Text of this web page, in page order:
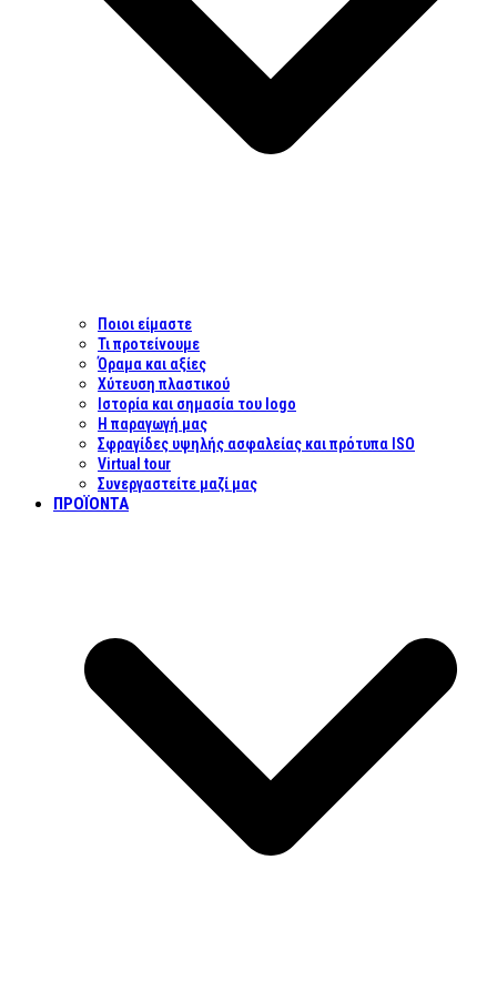
Ποιοι είμαστε
Τι προτείνουμε
Όραμα και αξίες
Χύτευση πλαστικού
Ιστορία και σημασία του logo
Η παραγωγή μας
Σφραγίδες υψηλής ασφαλείας και πρότυπα ISO
Virtual tour
Συνεργαστείτε μαζί μας
ΠΡΟΪΌΝΤΑ